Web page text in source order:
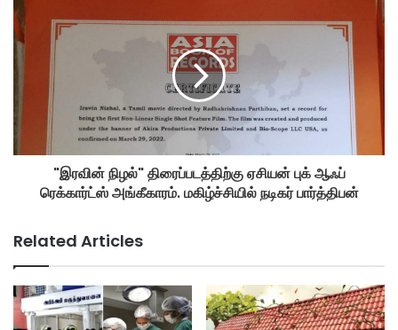
"இரவின் நிழல்" திரைப்படத்திற்கு ஏசியன் புக் ஆஃப்
ரெக்கார்ட்ஸ் அங்கீகாரம். மகிழ்ச்சியில் நடிகர் பார்த்திபன்
Related Articles